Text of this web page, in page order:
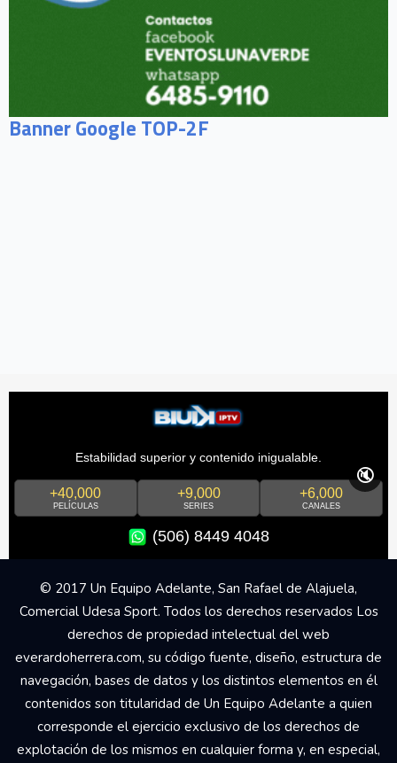
Banner Google TOP-2F
Estabilidad superior y contenido inigualable.
+40,000
PELÍCULAS
+9,000
SERIES
+6,000
CANALES
(506) 8449 4048
🔇
© 2017 Un Equipo Adelante, San Rafael de Alajuela,
Comercial Udesa Sport. Todos los derechos reservados Los
derechos de propiedad intelectual del web
everardoherrera.com, su código fuente, diseño, estructura de
navegación, bases de datos y los distintos elementos en él
contenidos son titularidad de Un Equipo Adelante a quien
corresponde el ejercicio exclusivo de los derechos de
explotación de los mismos en cualquier forma y, en especial,